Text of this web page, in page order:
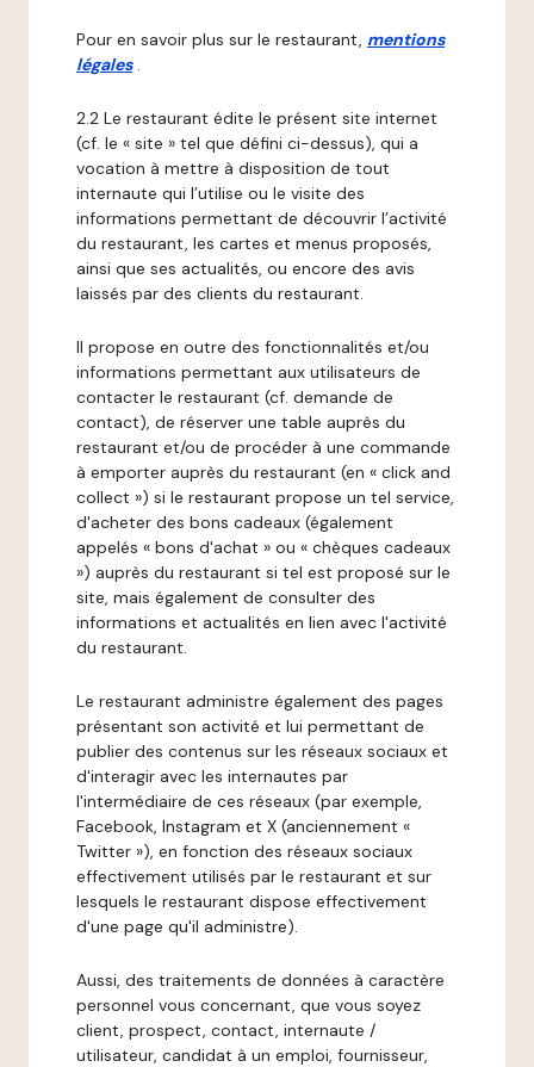
Pour en savoir plus sur le restaurant, mentions
légales .
2.2 Le restaurant édite le présent site internet
(cf. le « site » tel que défini ci-dessus), qui a
vocation à mettre à disposition de tout
internaute qui l’utilise ou le visite des
informations permettant de découvrir l’activité
du restaurant, les cartes et menus proposés,
ainsi que ses actualités, ou encore des avis
laissés par des clients du restaurant.
Il propose en outre des fonctionnalités et/ou
informations permettant aux utilisateurs de
contacter le restaurant (cf. demande de
contact), de réserver une table auprès du
restaurant et/ou de procéder à une commande
à emporter auprès du restaurant (en « click and
collect ») si le restaurant propose un tel service,
d'acheter des bons cadeaux (également
appelés « bons d'achat » ou « chèques cadeaux
») auprès du restaurant si tel est proposé sur le
site, mais également de consulter des
informations et actualités en lien avec l'activité
du restaurant.
Le restaurant administre également des pages
présentant son activité et lui permettant de
publier des contenus sur les réseaux sociaux et
d'interagir avec les internautes par
l'intermédiaire de ces réseaux (par exemple,
Facebook, Instagram et X (anciennement «
Twitter »), en fonction des réseaux sociaux
effectivement utilisés par le restaurant et sur
lesquels le restaurant dispose effectivement
d'une page qu'il administre).
Aussi, des traitements de données à caractère
personnel vous concernant, que vous soyez
client, prospect, contact, internaute /
utilisateur, candidat à un emploi, fournisseur,